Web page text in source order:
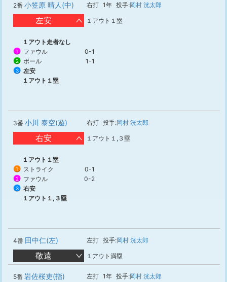
2番 小笠原 晴人(中) 右打 1年 投手:岡村 洸太郎
左安 １アウト１塁
１アウト走者なし
1 ファウル 0-1
2 ボール 1-1
3
左安
１アウト１塁
3番 小川 泰空(遊) 右打 投手:岡村 洸太郎
右安 １アウト１,３塁
１アウト１塁
1 ストライク 0-1
2 ファウル 0-2
3
右安
１アウト１,３塁
4番 田中仁(左) 左打 投手:岡村 洸太郎
敬遠 １アウト満塁
5番 岩佐桜吏(指) 左打 1年 投手:岡村 洸太郎